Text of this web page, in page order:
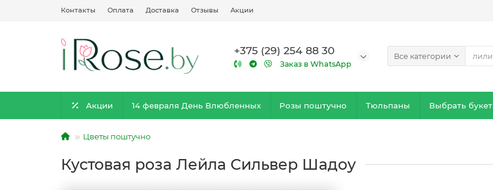
Контакты Оплата Доставка Отзывы Акции
Все категории
+375 (29) 254 88 30
Заказ в WhatsApp
Акции 14 февраля День Влюбленных Розы поштучно Тюльпаны Выбрать букет
Цветы поштучно
Кустовая роза Лейла Сильвер Шадоу